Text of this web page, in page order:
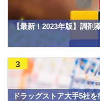
【最新！2023年版】調剤
ドラッグストア大手5社
3